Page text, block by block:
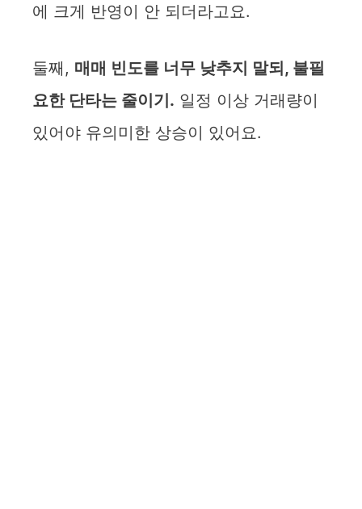
에 크게 반영이 안 되더라고요.
둘째, 매매 빈도를 너무 낮추지 말되, 불필
요한 단타는 줄이기. 일정 이상 거래량이
있어야 유의미한 상승이 있어요.